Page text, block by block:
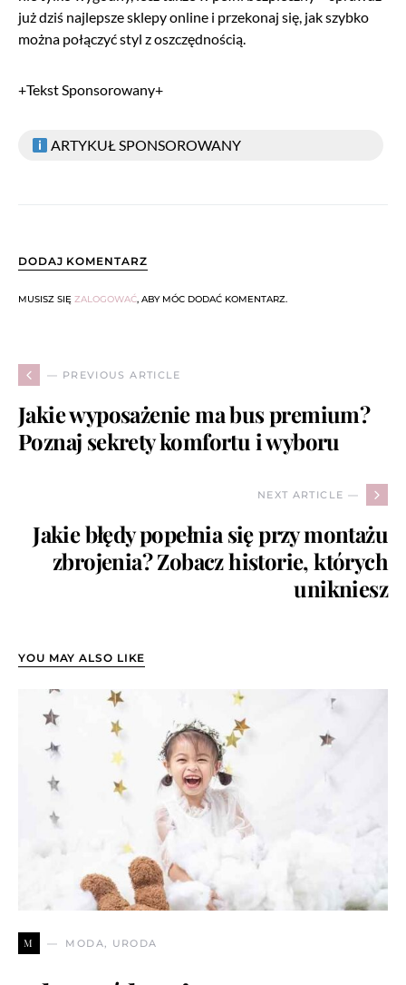
już dziś najlepsze sklepy online i przekonaj się, jak szybko
można połączyć styl z oszczędnością.
+Tekst Sponsorowany+
ARTYKUŁ SPONSOROWANY
DODAJ KOMENTARZ
MUSISZ SIĘ ZALOGOWAĆ, ABY MÓC DODAĆ KOMENTARZ.
— PREVIOUS ARTICLE
Jakie wyposażenie ma bus premium?
Poznaj sekrety komfortu i wyboru
NEXT ARTICLE —
Jakie błędy popełnia się przy montażu
zbrojenia? Zobacz historie, których
unikniesz
YOU MAY ALSO LIKE
M MODA, URODA